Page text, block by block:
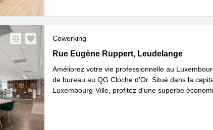
Coworking
Rue Eugène Ruppert 11, Leudelange
Rue Eugène Ruppert, Leudelange
Améliorez votre vie professionnelle au
de bureau au QG Cloche d'Or. Situé dans la
Luxembourg-Ville, profitez d'une superbe